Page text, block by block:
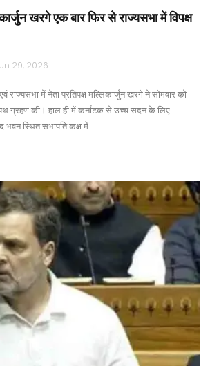
खरगे एक बार फिर से राज्यसभा में विपक्ष
29, 2026
राज्यसभा में नेता प्रतिपक्ष मल्लिकार्जुन खरगे ने सोमवार को
ग्रहण की। हाल ही में कर्नाटक से उच्च सदन के लिए
भवन स्थित सभापति कक्ष में…